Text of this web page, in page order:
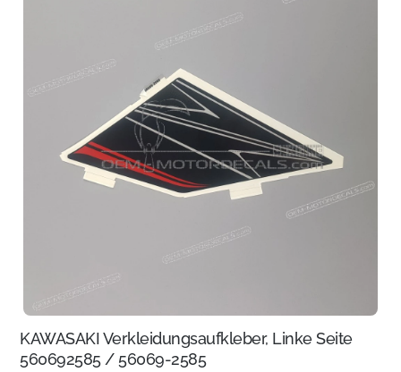
KAWASAKI Verkleidungsaufkleber, Linke Seite
560692585 / 56069-2585